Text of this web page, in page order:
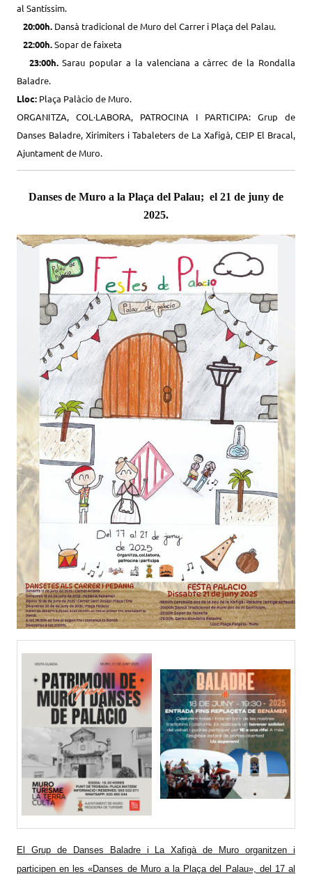
alSantíssim.
20:00h. Dansà tradicional de Muro del Carrer i Plaça del Palau.
22:00h.Sopar de faixeta
23:00h.Sarau popular a la valenciana a càrrec de la Rondalla
Baladre.
Lloc: Plaça Palàcio de Muro.
ORGANITZA, COL·LABORA, PATROCINA I PARTICIPA: Grup de
Danses Baladre, Xirimiters i Tabaleters de La Xafigà, CEIP El Bracal,
Ajuntament de Muro.
Danses de Muro a la Plaça del Palau; el 21 de juny de
2025.
El Grup de Danses Baladre i La Xafigà de Muro organitzen i
participen en les «Danses de Muro a la Plaça del Palau», del 17 al